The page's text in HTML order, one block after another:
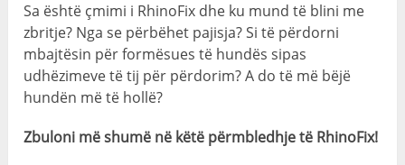
Sa është çmimi i RhinoFix dhe ku mund të blini me
zbritje? Nga se përbëhet pajisja? Si të përdorni
mbajtësin për formësues të hundës sipas
udhëzimeve të tij për përdorim? A do të më bëjë
hundën më të hollë?
Zbuloni më shumë në këtë përmbledhje të RhinoFix!